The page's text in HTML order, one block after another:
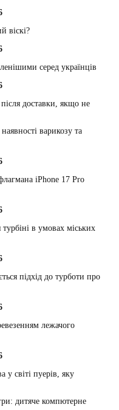
віскі?
серед українців
доставки, якщо не
варикозу та
iPhone 17 Pro
в умовах міських
підхід до турботи про
лежачого
світі пуерів, яку
дитяче компютерне